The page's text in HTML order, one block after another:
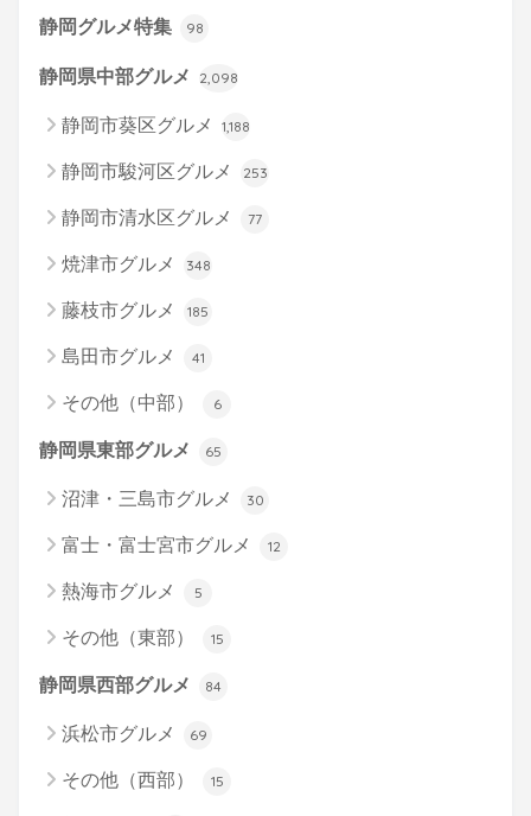
静岡グルメ特集 98
静岡県中部グルメ 2,098
静岡市葵区グルメ 1,188
静岡市駿河区グルメ 253
静岡市清水区グルメ 77
焼津市グルメ 348
藤枝市グルメ 185
島田市グルメ 41
その他（中部） 6
静岡県東部グルメ 65
沼津・三島市グルメ 30
富士・富士宮市グルメ 12
熱海市グルメ 5
その他（東部） 15
静岡県西部グルメ 84
浜松市グルメ 69
その他（西部） 15